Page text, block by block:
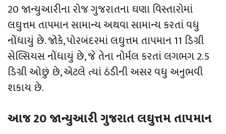
20 જાન્યુઆરીના રોજ ગુજરાતના ઘણા વિસ્તારોમાં
લઘુત્તમ તાપમાન સામાન્ય અથવા સામાન્ય કરતાં વધુ
નોંધાયું છે. જોકે, પોરબંદરમાં લઘુત્તમ તાપમાન 11 ડિગ્રી
સેલ્સિયસ નોંધાયું છે, જે તેના નોર્મલ કરતાં લગભગ 2.5
ડિગ્રી ઓછું છે, એટલે ત્યાં ઠંડીની અસર વધુ અનુભવી
શકાય છે.
આજ 20 જાન્યુઆરી ગુજરાત લઘુત્તમ તાપમાન